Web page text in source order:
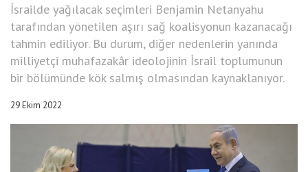
İsrailde yağılacak seçimleri Benjamin Netanyahu
tarafından yönetilen aşırı sağ koalisyonun kazanacağı
tahmin ediliyor. Bu durum, diğer nedenlerin yanında
milliyetçi muhafazakâr ideolojinin İsrail toplumunun
bir bölümünde kök salmış olmasından kaynaklanıyor.
29 Ekim 2022